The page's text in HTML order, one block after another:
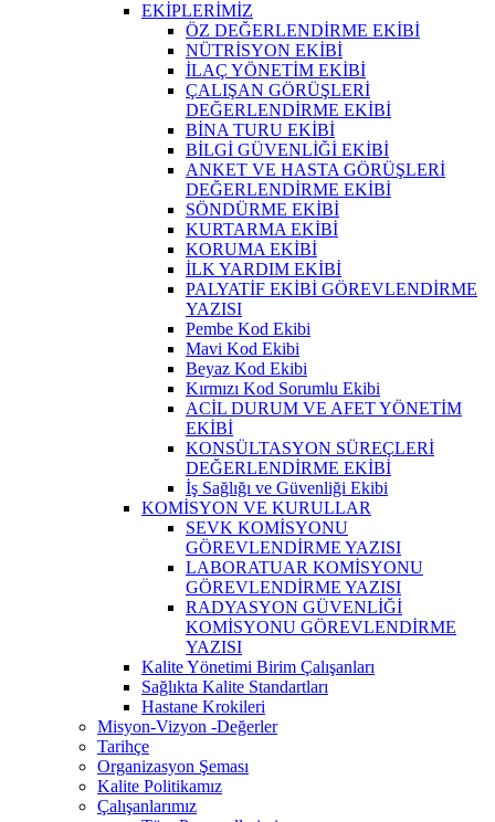
EKİPLERİMİZ
ÖZ DEĞERLENDİRME EKİBİ
NÜTRİSYON EKİBİ
İLAÇ YÖNETİM EKİBİ
ÇALIŞAN GÖRÜŞLERİ
DEĞERLENDİRME EKİBİ
BİNA TURU EKİBİ
BİLGİ GÜVENLİĞİ EKİBİ
ANKET VE HASTA GÖRÜŞLERİ
DEĞERLENDİRME EKİBİ
SÖNDÜRME EKİBİ
KURTARMA EKİBİ
KORUMA EKİBİ
İLK YARDIM EKİBİ
PALYATİF EKİBİ GÖREVLENDİRME
YAZISI
Pembe Kod Ekibi
Mavi Kod Ekibi
Beyaz Kod Ekibi
Kırmızı Kod Sorumlu Ekibi
ACİL DURUM VE AFET YÖNETİM
EKİBİ
KONSÜLTASYON SÜREÇLERİ
DEĞERLENDİRME EKİBİ
İş Sağlığı ve Güvenliği Ekibi
KOMİSYON VE KURULLAR
SEVK KOMİSYONU
GÖREVLENDİRME YAZISI
LABORATUAR KOMİSYONU
GÖREVLENDİRME YAZISI
RADYASYON GÜVENLİĞİ
KOMİSYONU GÖREVLENDİRME
YAZISI
Kalite Yönetimi Birim Çalışanları
Sağlıkta Kalite Standartları
Hastane Krokileri
Misyon-Vizyon -Değerler
Tarihçe
Organizasyon Şeması
Kalite Politikamız
Çalışanlarımız